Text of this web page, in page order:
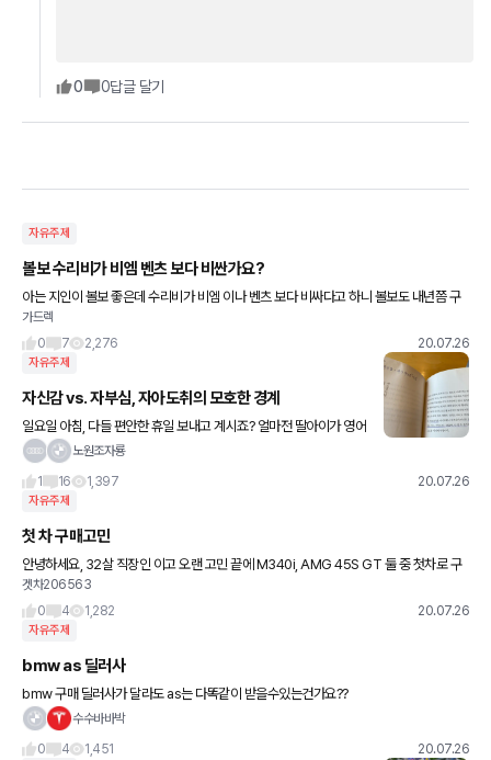
0 0답글 달기
자유주제
볼보 수리비가 비엠 벤츠 보다 비싼가요?
아는 지인이 볼보 좋은데 수리비가 비엠 이나 벤츠 보다 비싸다고 하니 볼보도 내년쯤 구
매 고민중 인데 수리비가 독삼사 보다 비싸다고 하니 조금 망설여 지네요
가드렉
0
7 2,276 20.07.26
자유주제
자신감 vs. 자부심, 자아도취의 모호한 경계
일요일 아침, 다들 편안한 휴일 보내고 계시죠? 얼마전 딸아이가 영어
스피치를 앞두고 있었죠. 그래서, 제가 일부러 거실 앞에 섰습니다. 잠
노원조자룡
1
16 1,397 20.07.26
자유주제
첫 차 구매고민
안녕하세요, 32살 직장인 이고 오랜 고민 끝에 M340i, AMG 45S GT 둘 중 첫차로 구
매하려고 하는대 어떤 차가 나을지.. 선택이 너무 어렵습니다. 일단 두 차량 모두 시승부터
해보는게
겟차206563
0
4 1,282 20.07.26
자유주제
bmw as 딜러사
bmw 구매 딜러사가 달라도 as는 다똑같이 받을수있는건가요??
수수바바박
0
4 1,451 20.07.26